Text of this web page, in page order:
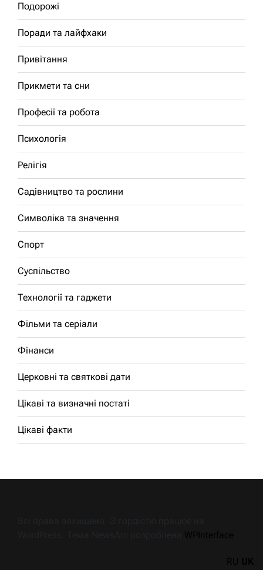
Подорожі
Поради та лайфхаки
Привітання
Прикмети та сни
Професії та робота
Психологія
Релігія
Садівництво та рослини
Символіка та значення
Спорт
Суспільство
Технології та гаджети
Фільми та серіали
Фінанси
Церковні та святкові дати
Цікаві та визначні постаті
Цікаві факти